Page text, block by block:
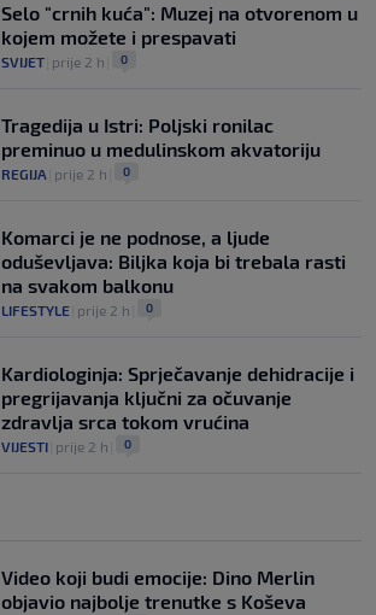
Selo "crnih kuća": Muzej na otvorenom u
kojem možete i prespavati
SVIJET prije 2 h 0
Tragedija u Istri: Poljski ronilac
preminuo u medulinskom akvatoriju
REGIJA prije 2 h 0
Komarci je ne podnose, a ljude
oduševljava: Biljka koja bi trebala rasti
na svakom balkonu
LIFESTYLE prije 2 h 0
Kardiologinja: Sprječavanje dehidracije i
pregrijavanja ključni za očuvanje
zdravlja srca tokom vrućina
VIJESTI prije 2 h 0
Video koji budi emocije: Dino Merlin
objavio najbolje trenutke s Koševa